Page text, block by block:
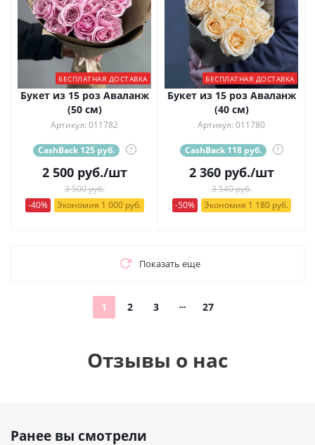
БЕСПЛАТНАЯ ДОСТАВКА
Букет из 15 роз Аваланж
(50 см)
Артикул: 011782
CashBack 125 руб. ?
2 500руб./шт
3 500 руб.
-40%
Экономия 1 000 руб.
БЕСПЛАТНАЯ ДОСТАВКА
Букет из 15 роз Аваланж
(40 см)
Артикул: 011780
CashBack 118 руб. ?
2 360руб./шт
3 540 руб.
-50%
Экономия 1 180 руб.
Показать еще
1 2 3 27
Отзывы о нас
Ранее вы смотрели